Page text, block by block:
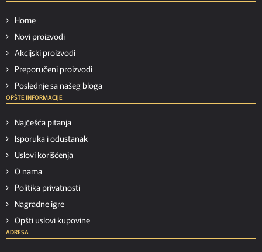
Home
Novi proizvodi
Akcijski proizvodi
Preporučeni proizvodi
Poslednje sa našeg bloga
OPŠTE INFORMACIJE
Najčešća pitanja
Isporuka i odustanak
Uslovi korišćenja
O nama
Politika privatnosti
Nagradne igre
Opšti uslovi kupovine
ADRESA